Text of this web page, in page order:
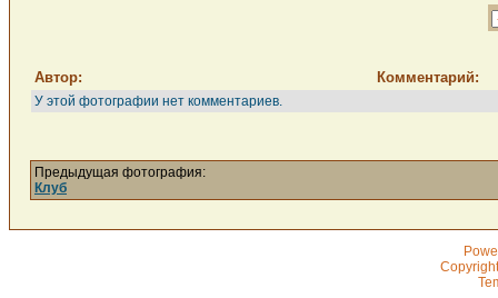
Автор: Комментарий:
У этой фотографии нет комментариев.
Предыдущая фотография:
Клуб